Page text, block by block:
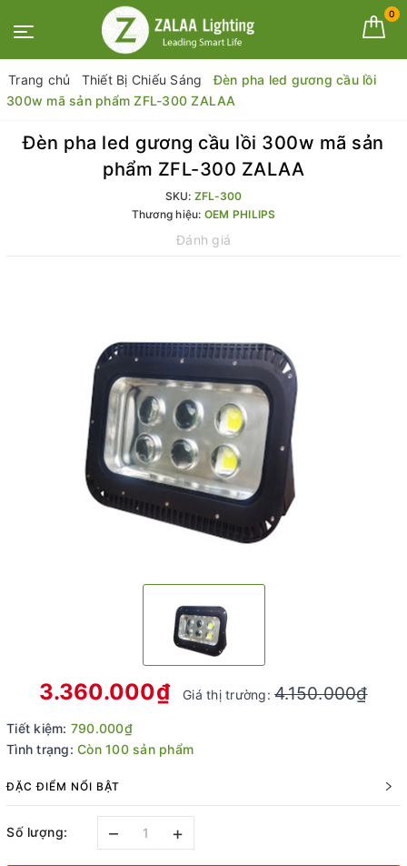
0
Trang chủ Thiết Bị Chiếu Sáng
Đèn pha led gương cầu lồi
300w mã sản phẩm ZFL-300 ZALAA
Đèn pha led gương cầu lồi 300w mã sản
phẩm ZFL-300 ZALAA
SKU: ZFL-300
Thương hiệu: OEM PHILIPS
Đánh giá
3.360.000₫ Giá thị trường:4.150.000₫
Tiết kiệm: 790.000₫
Tình trạng: Còn 100 sản phẩm
ĐẶC ĐIỂM NỔI BẬT
Số lượng: – +